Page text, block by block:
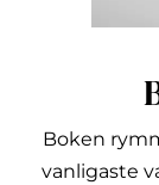
Boken
vanligaste